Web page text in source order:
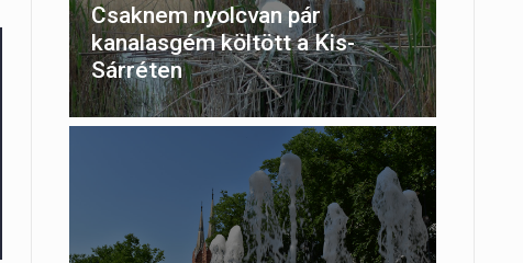
Csaknem nyolcvan pár
kanalasgém költött a Kis-
Sárréten